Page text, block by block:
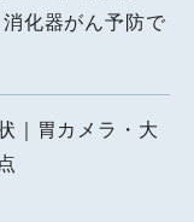
化器がん予防で
｜胃カメラ・大